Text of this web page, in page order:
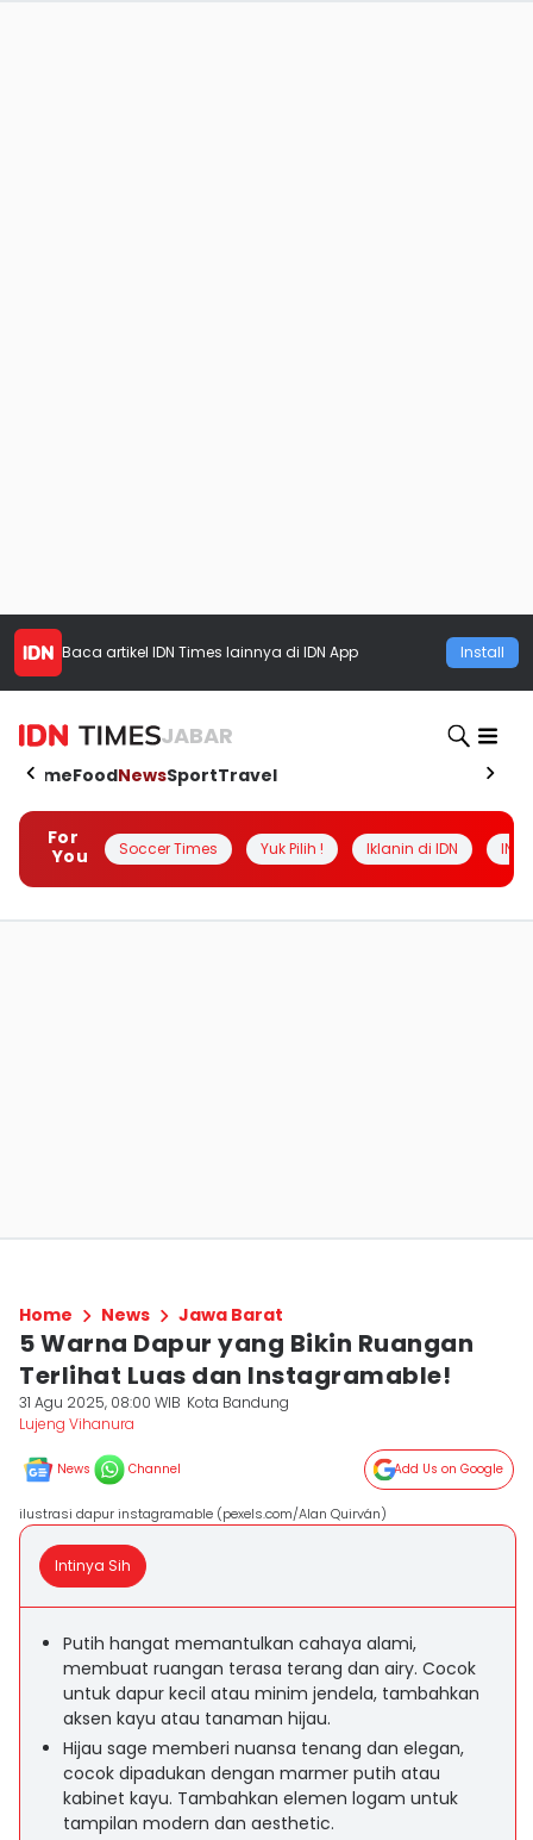
Baca artikel IDN Times lainnya di IDN App Install
JABAR
HomeFoodNewsSportTravel
For
You
Soccer Times Yuk Pilih ! Iklanin di IDN
Home News Jawa Barat
5 Warna Dapur yang Bikin Ruangan
Terlihat Luas dan Instagramable!
31 Agu 2025, 08:00 WIB Kota Bandung
Lujeng Vihanura
News Channel Add Us on Google
ilustrasi dapur instagramable (pexels.com/Alan Quirván)
Intinya Sih
Putih hangat memantulkan cahaya alami,
membuat ruangan terasa terang dan airy. Cocok
untuk dapur kecil atau minim jendela, tambahkan
aksen kayu atau tanaman hijau.
Hijau sage memberi nuansa tenang dan elegan,
cocok dipadukan dengan marmer putih atau
kabinet kayu. Tambahkan elemen logam untuk
tampilan modern dan aesthetic.